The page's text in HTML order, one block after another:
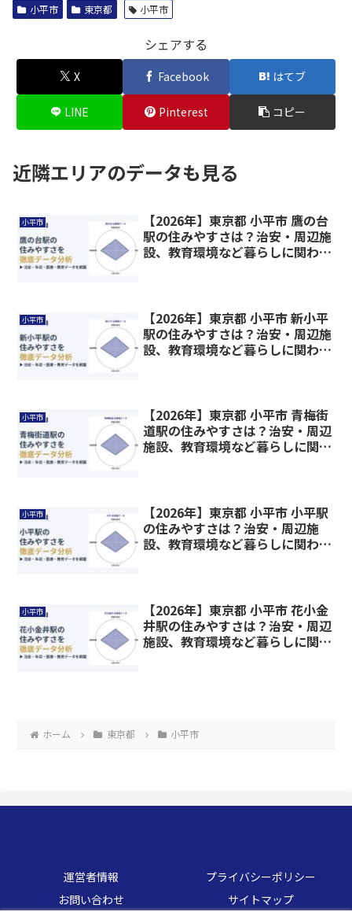
小平市 東京都 小平市
シェアする
X Facebook はてブ
LINE Pinterest コピー
近隣エリアのデータも見る
小平市
【2026年】東京都 小平市 鷹の台
駅の住みやすさは？治安・周辺施
設、教育環境など暮らしに関わる
小平市
【2026年】東京都 小平市 新小平
駅の住みやすさは？治安・周辺施
設、教育環境など暮らしに関わる
小平市
【2026年】東京都 小平市 青梅街
道駅の住みやすさは？治安・周辺
施設、教育環境など暮らしに関わ
小平市
【2026年】東京都 小平市 小平駅
の住みやすさは？治安・周辺施
設、教育環境など暮らしに関わる
小平市
【2026年】東京都 小平市 花小金
井駅の住みやすさは？治安・周辺
施設、教育環境など暮らしに関わ
ホーム 東京都 小平市
運営者情報
プライバシーポリシー
お問い合わせ
サイトマップ